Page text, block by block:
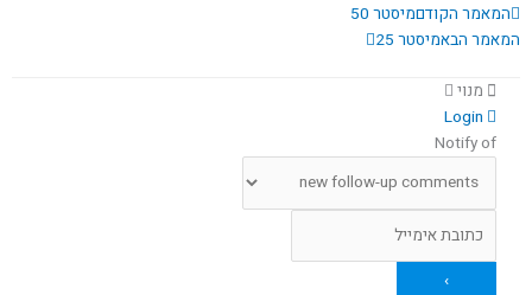
קודם
המאמר הקודםמיסטר 50
המאמר הבאמיסטר 25
הבא
מנוי
Notify of